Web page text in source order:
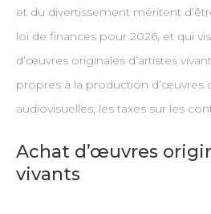
et du divertissement méritent
loi de finances pour 2026, et qui
d’œuvres originales d’artistes
propres à la production d’œuvres
audiovisuelles, les taxes sur les
Achat d’œuvres
vivants